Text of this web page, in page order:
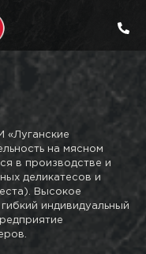
«Луганские
на мясном
в производстве и
деликатесов и
Высокое
индивидуальный